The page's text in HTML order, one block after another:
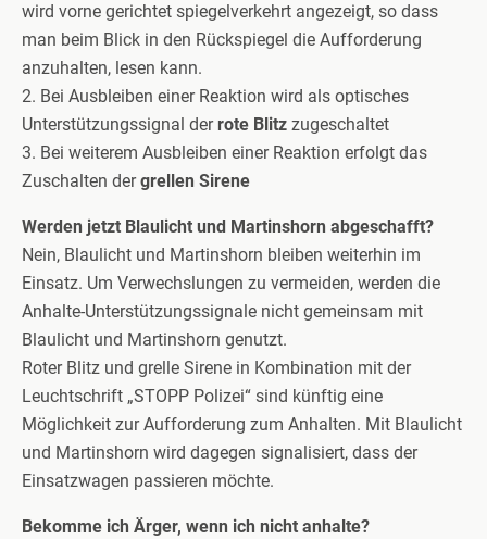
wird vorne gerichtet spiegelverkehrt angezeigt, so dass
man beim Blick in den Rückspiegel die Aufforderung
anzuhalten, lesen kann.
2. Bei Ausbleiben einer Reaktion wird als optisches
Unterstützungssignal der rote Blitz zugeschaltet
3. Bei weiterem Ausbleiben einer Reaktion erfolgt das
Zuschalten dergrellen Sirene
Werden jetzt Blaulicht und Martinshorn abgeschafft?
Nein, Blaulicht und Martinshorn bleiben weiterhin im
Einsatz. Um Verwechslungen zu vermeiden, werden die
Anhalte-Unterstützungssignale nicht gemeinsam mit
Blaulicht und Martinshorn genutzt.
Roter Blitz und grelle Sirene in Kombination mit der
Leuchtschrift „STOPP Polizei“ sind künftig eine
Möglichkeit zur Aufforderung zum Anhalten. Mit Blaulicht
und Martinshorn wird dagegen signalisiert, dass der
Einsatzwagen passieren möchte.
Bekomme ich Ärger, wenn ich nicht anhalte?